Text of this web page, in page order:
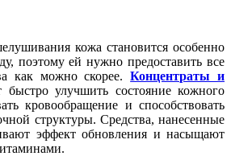
кожа становится особенно
поэтому ей нужно предоставить все
как можно скорее.Концентраты и
быстро улучшить состояние кожного
кровообращение и способствовать
структуры. Средства, нанесенные
эффект обновления и насыщают